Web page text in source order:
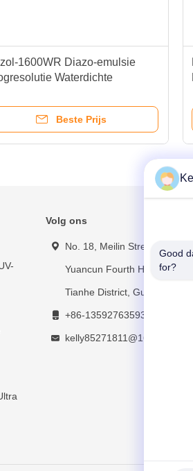
1600WR Diazo-emulsie
Waterdichte
Beste Prijs
Volg ons
No. 18, Meilin Street,
Yuancun Fourth Heng Road,
Tianhe District, Guangzhou
+86-13592763593
kelly85271811@163.com
Good
for?